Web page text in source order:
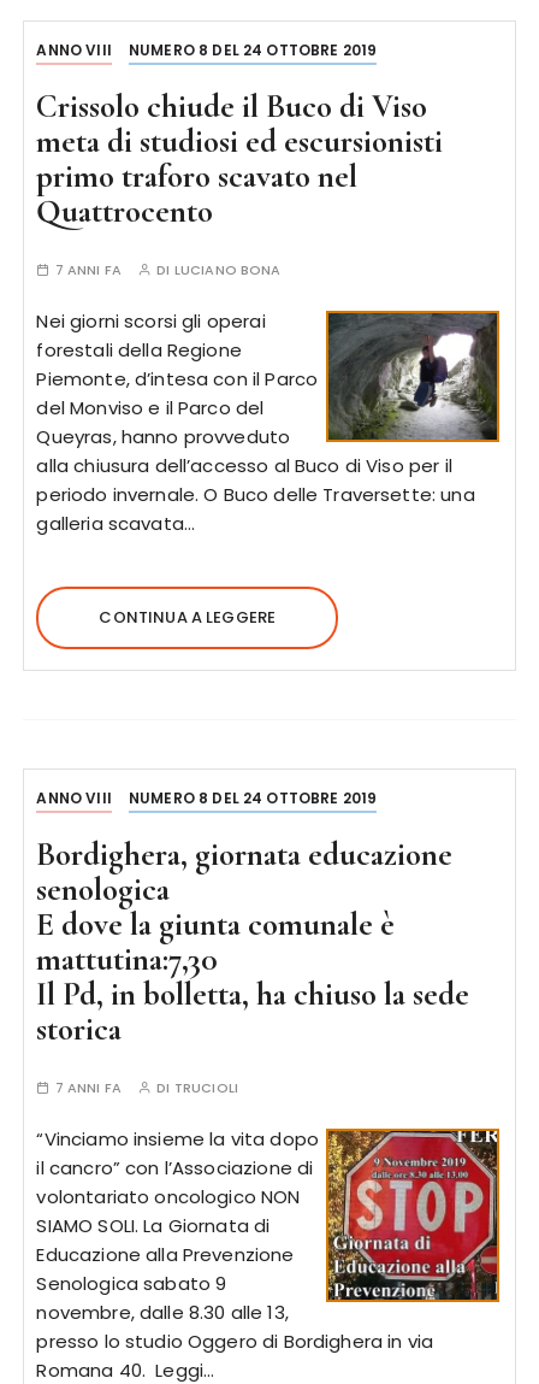
ANNO VIII NUMERO 8 DEL 24 OTTOBRE 2019
Crissolo chiude il Buco di Viso
meta di studiosi ed escursionisti
primo traforo scavato nel
Quattrocento
7 ANNI FA DI LUCIANO BONA
Nei giorni scorsi gli operai
forestali della Regione
Piemonte, d’intesa con il Parco
del Monviso e il Parco del
Queyras, hanno provveduto
alla chiusura dell’accesso al Buco di Viso per il
periodo invernale. O Buco delle Traversette: una
galleria scavata…
CONTINUA A LEGGERE
ANNO VIII NUMERO 8 DEL 24 OTTOBRE 2019
Bordighera, giornata educazione
senologica
E dove la giunta comunale è
mattutina:7,30
Il Pd, in bolletta, ha chiuso la sede
storica
7 ANNI FA DI TRUCIOLI
“Vinciamo insieme la vita dopo
il cancro” con l’Associazione di
volontariato oncologico NON
SIAMO SOLI. La Giornata di
Educazione alla Prevenzione
Senologica sabato 9
novembre, dalle 8.30 alle 13,
presso lo studio Oggero di Bordighera in via
Romana 40. Leggi…